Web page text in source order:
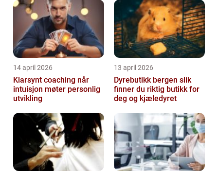
14 april 2026
Klarsynt coaching når
intuisjon møter personlig
utvikling
13 april 2026
Dyrebutikk bergen slik
finner du riktig butikk for
deg og kjæledyret